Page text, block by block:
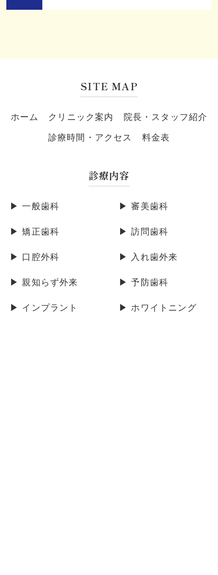
SITE MAP
ホーム クリニック案内 院長・スタッフ紹介
診療時間・アクセス 料金表
診療内容
▶ 一般歯科 ▶ 審美歯科
▶ 矯正歯科 ▶ 訪問歯科
▶ 口腔外科 ▶ 入れ歯外来
▶ 親知らず外来 ▶ 予防歯科
▶ インプラント ▶ ホワイトニング